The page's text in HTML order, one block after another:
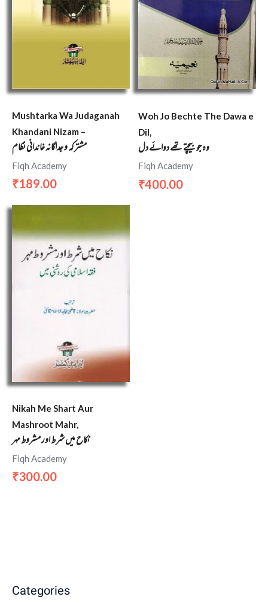
Categories
Mushtarka Wa Judaganah
Khandani Nizam –
مشترکہ و جداگانہ خاندانی نظام
Fiqh Academy
₹189.00
Woh Jo Bechte The Dawa e
Dil,
وہ جو بیچتے تھے دوائے دل
Fiqh Academy
₹400.00
Nikah Me Shart Aur
Mashroot Mahr,
نکاح میں شرط اور مشروط مہر
Fiqh Academy
₹300.00